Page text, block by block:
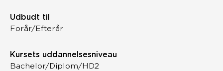
Udbudt til
Forår/Efterår
Kursets uddannelsesniveau
Bachelor/Diplom/HD2